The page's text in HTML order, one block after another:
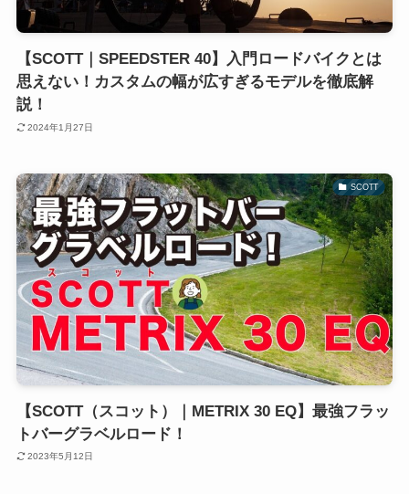
【SCOTT｜SPEEDSTER 40】入門ロードバイクとは
思えない！カスタムの幅が広すぎるモデルを徹底解
説！
2024年1月27日
SCOTT
【SCOTT（スコット）｜METRIX 30 EQ】最強フラッ
トバーグラベルロード！
2023年5月12日